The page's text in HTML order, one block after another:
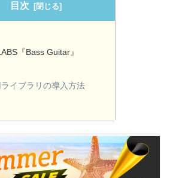
目次
『Bass Guitar』
ライブラリの導入方法